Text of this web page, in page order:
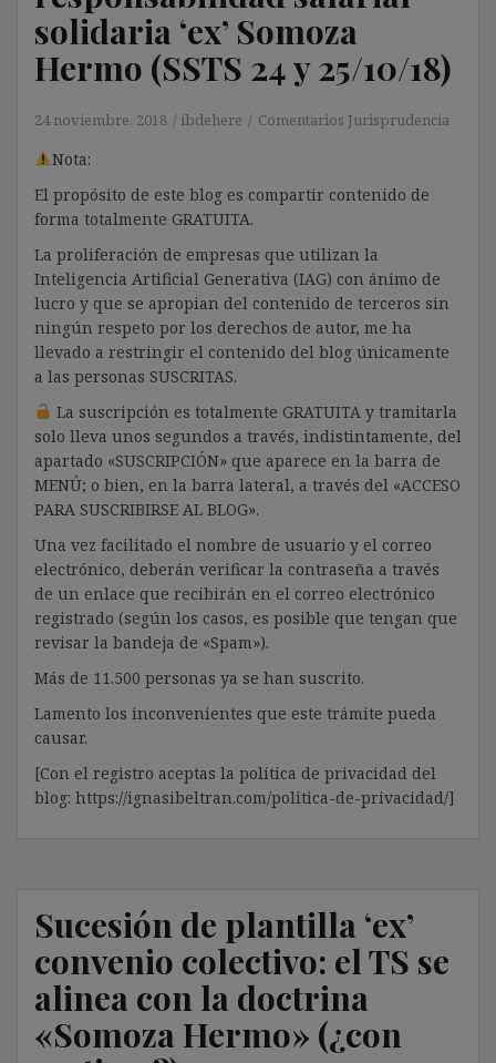
solidaria ‘ex’ Somoza
Hermo (SSTS 24 y 25/10/18)
24 noviembre, 2018 ibdehere Comentarios Jurisprudencia
Nota:
El propósito de este blog es compartir contenido de
forma totalmente GRATUITA.
La proliferación de empresas que utilizan la
Inteligencia Artificial Generativa (IAG) con ánimo de
lucro y que se apropian del contenido de terceros sin
ningún respeto por los derechos de autor, me ha
llevado a restringir el contenido del blog únicamente
a las personas SUSCRITAS.
La suscripción es totalmente GRATUITA y tramitarla
solo lleva unos segundos a través, indistintamente, del
apartado «SUSCRIPCIÓN» que aparece en la barra de
MENÚ; o bien, en la barra lateral, a través del «ACCESO
PARA SUSCRIBIRSE AL BLOG».
Una vez facilitado el nombre de usuario y el correo
electrónico, deberán verificar la contraseña a través
de un enlace que recibirán en el correo electrónico
registrado (según los casos, es posible que tengan que
revisar la bandeja de «Spam»).
Más de 11.500 personas ya se han suscrito.
Lamento los inconvenientes que este trámite pueda
causar.
[Con el registro aceptas la política de privacidad del
blog: https://ignasibeltran.com/politica-de-privacidad/]
Sucesión de plantilla ‘ex’
convenio colectivo: el TS se
alinea con la doctrina
«Somoza Hermo» (¿con